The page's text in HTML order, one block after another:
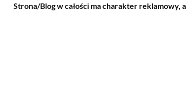
Strona/Blog w całości ma charakter reklamowy,